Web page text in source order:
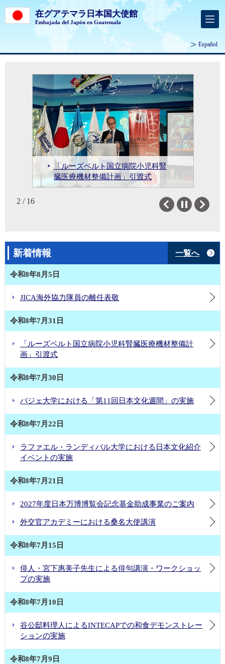
在グアテマラ日本国大使館
Embajada del Japón en Guatemala
Español
JICA海外協力隊員の離任表敬
「ルーズベルト国立病院小児科腎
臓医療機材整備計画」引渡式
「ルーズベルト国立病院小児科腎
臓医療機材整備計画」引渡式
バジェ大学における「第11回日本
文化週間」の実施
JICA海外協力隊交流会の実施
外交官アカデミーにおける桑名大
使講演
ラファエル・ランディバル大学に
おける日本文化紹介イベントの実
施
ラファエル・ランディバル大学に
おける日本文化紹介イベントの実
施
ラファエル・ランディバル大学に
おける日本文化紹介イベントの実
施
ラファエル・ランディバル大学に
おける日本文化紹介イベントの実
施
経団連訪中南米ミッションによる
グアテマラ訪問
俳人・宮下惠美子先生による俳句
講演・ワークショップの実施
俳人・宮下惠美子先生による俳句
講演・ワークショップの実施
谷公邸料理人によるINTECAPでの
和食デモンストレーションの実施
令和8年度在外公館長表彰式の実施
「カモタン市テソロ集落ティサマ
ルテ地区小学校整備計画」引渡式
2 / 16 Previous Next
新着情報 一覧へ
令和8年8月5日
JICA海外協力隊員の離任表敬
令和8年7月31日
「ルーズベルト国立病院小児科腎臓医療機材整備計
画」引渡式
令和8年7月30日
バジェ大学における「第11回日本文化週間」の実施
令和8年7月22日
ラファエル・ランディバル大学における日本文化紹介
イベントの実施
令和8年7月21日
2027年度日本万博博覧会記念基金助成事業のご案内
外交官アカデミーにおける桑名大使講演
令和8年7月15日
俳人・宮下惠美子先生による俳句講演・ワークショッ
プの実施
令和8年7月10日
谷公邸料理人によるINTECAPでの和食デモンストレー
ションの実施
令和8年7月9日